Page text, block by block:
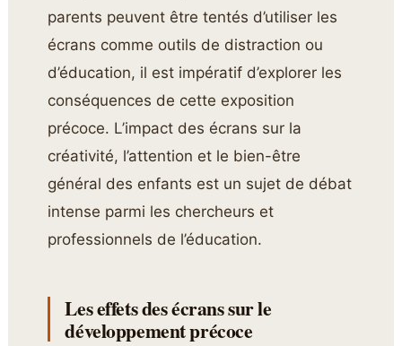
parents peuvent être tentés d’utiliser les
écrans comme outils de distraction ou
d’éducation, il est impératif d’explorer les
conséquences de cette exposition
précoce. L’impact des écrans sur la
créativité, l’attention et le bien-être
général des enfants est un sujet de débat
intense parmi les chercheurs et
professionnels de l’éducation.
Les effets des écrans sur le
développement précoce